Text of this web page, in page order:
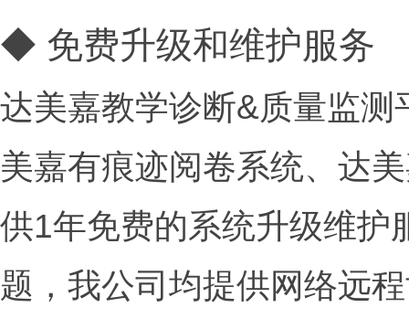
◆ 免费升级和维护服务
达美嘉教学诊断&质量监
美嘉有痕迹阅卷系统、达
供1年免费的系统升级维护
题，我公司均提供网络远